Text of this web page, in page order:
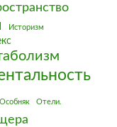
Историзм
Особняк Отели.